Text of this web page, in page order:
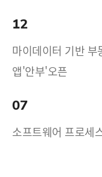
12
마이데이터 기반 부
앱'안부'오픈
07
소프트웨어 프로세